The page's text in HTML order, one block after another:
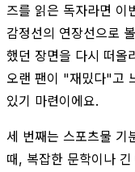
즈를 읽은 독자라면 이
감정선의 연장선으로
했던 장면을 다시 떠올
오랜 팬이 "재밌다"고
있기 마련이에요.
세 번째는 스포츠물 기
때, 복잡한 문학이나